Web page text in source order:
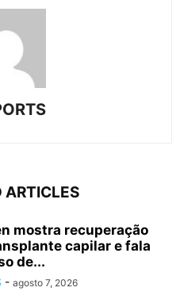
ARTICLES
mostra recuperação
capilar e fala
de...
- agosto 7, 2026